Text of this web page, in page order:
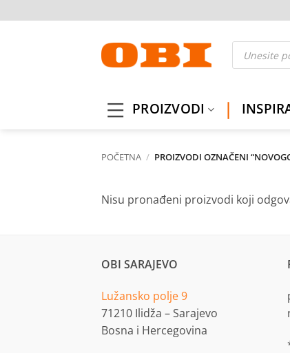
to
Products
search
PROIZVODI
POČETNA / PROIZVODI OZNAČENI
Nisu pronađeni proizvodi koji
OBI SARAJEVO
Lužansko polje 9
71210 Ilidža – Sarajevo
Bosna i Hercegovina